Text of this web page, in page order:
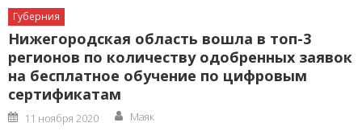
Губерния
Нижегородская область вошла в топ-3
регионов по количеству одобренных заявок
на бесплатное обучение по цифровым
сертификатам
Posted
on
11 ноября 2020 Author
Маяк